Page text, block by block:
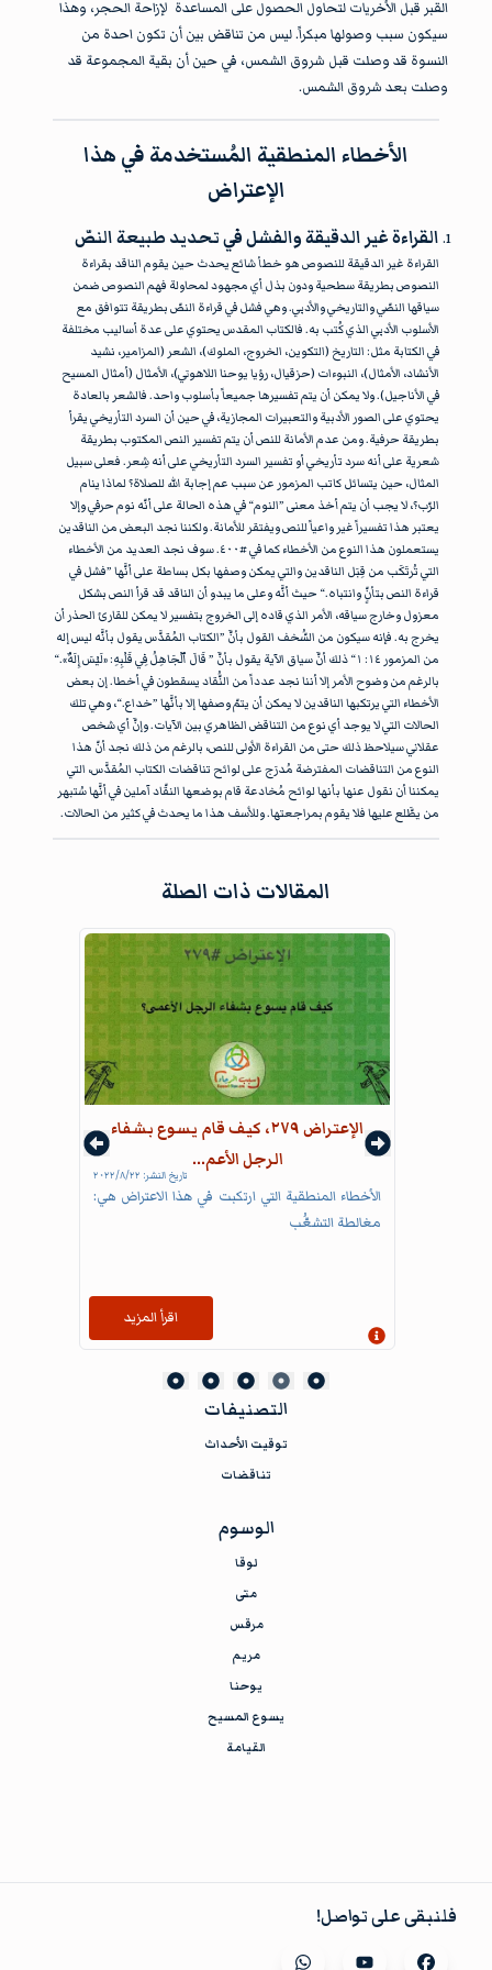
القبر قبل الأُخريات لتحاول الحصول على المساعدة لإزاحة الحجر، وهذا
سيكون سبب وصولها مبكراً. ليس من تناقض بين أن تكون احدة من
النسوة قد وصلت قبل شروق الشمس، في حين أن بقية المجموعة قد
وصلت بعد شروق الشمس.
الأخطاء المنطقية المُستخدمة في هذا
الإعتراض
القراءة غير الدقيقة والفشل في تحديد طبيعة النصّ
القراءة غير الدقيقة للنصوص هو خطأ شائع يحدث حين يقوم الناقد بقراءة
النصوص بطريقة سطحية ودون بذل أي مجهود لمحاولة فهم النصوص ضمن
سياقها النصّي والتاريخي والأدبي. وهي فشل في قراءة النصّ بطريقة تتوافق مع
الأسلوب الأدبي الذي كُتب به. فالكتاب المقدس يحتوي على عدة أساليب مختلفة
في الكتابة مثل: التاريخ (التكوين، الخروج، الملوك)، الشعر (المزامير، نشيد
الأنشاد، الأمثال)، النبوءات (حزقيال، رؤيا يوحنا اللاهوتي)، الأمثال (أمثال المسيح
في الأناجيل). ولا يمكن أن يتم تفسيرها جميعاً بأسلوب واحد. فالشعر بالعادة
يحتوي على الصور الأدبية والتعبيرات المجازية، في حين أن السرد التأريخي يقرأ
بطريقة حرفية. ومن عدم الأمانة للنص أن يتم تفسير النص المكتوب بطريقة
شعرية على أنه سرد تأريخي أو تفسير السرد التأريخي على أنه شِعر. فعلى سبيل
المثال، حين يتسائل كاتب المزمور عن سبب عم إجابة الله للصلاة؟ لماذا ينام
الرّب؟، لا يجب أن يتم أخذ معنى ”النوم“ في هذه الحالة على أنّه نوم حرفي وإلا
يعتبر هذا تفسيراً غير واعياً للنص ويفتقر للأمانة. ولكننا نجد البعض من الناقدين
يستعملون هذا النوع من الأخطاء كما في #٤٠٠. سوف نجد العديد من الأخطاء
التي تُرتَكَب من قِبَل الناقدين والتي يمكن وصفها بكل بساطة على أنَّها ”فشل في
قراءة النص بتأنٍّ وانتباه.“ حيث أنَّه وعلى ما يبدو أن الناقد قد قرأ النص بشكل
معزول وخارج سياقه، الأمر الذي قاده إلى الخروج بتفسير لا يمكن للقارئ الحذر أن
يخرج به. فإنه سيكون من السُّخف القول بأنَّ ”الكتاب المُقدَّس يقول بأنَّه ليس إله
من المزمور ١٤: ١“ ذلك أنَّ سياق الآية يقول بأنَّ ” قَالَ ٱلْجَاهِلُ فِي قَلْبِهِ: «لَيْسَ إِلَهٌ».“
بالرغم من وضوح الأمر إلا أننا نجد عدداً من النُّقاد يسقطون في أخطا. إن بعض
الأخطاء التي يرتكبها الناقدين لا يمكن أن يتمّ وصفها إلا بأنَّها ”خداع.“، وهي تلك
الحالات التي لا يوجد أي نوع من التناقض الظاهري بين الآيات. وإنَّ أي شخص
عقلاني سيلاحظ ذلك حتى من القراءة الأولى للنص، بالرغم من ذلك نجد أنّ هذا
النوع من التناقضات المفترضة مُدرَج على لوائح تناقضات الكتاب المُقدَّس، التي
يمكننا أن نقول عنها بأنها لوائح مُخادعة قام بوضعها النقّاد آملين في أنَّها سُتبهر
من يطَّلع عليها فلا يقوم بمراجعتها. وللأسف هذا ما يحدث في كثير من الحالات.
المقالات ذات الصلة
الإعتراض ٢٧٩، كيف قام يسوع بشفاء
الرجل الأعم...
تاريخ النشر: ٢٢‏/٨‏/٢٠٢٢
الأخطاء المنطقية التي ارتكبت في هذا الاعتراض هي:
مغالطة التشعُّب
إظهار المعلومات
اقرأ المزيد
التصنيفات
توقيت الأحداث
تناقضات
الوسوم
لوقا
متى
مرقس
مريم
يوحنا
يسوع المسيح
القيامة
فلنبقى على تواصل!